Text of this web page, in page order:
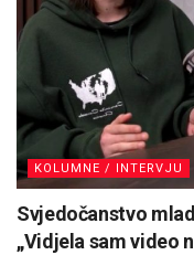
KOLUMNE / INTERVJU
Svjedočanstvo
„Vidjela sam video